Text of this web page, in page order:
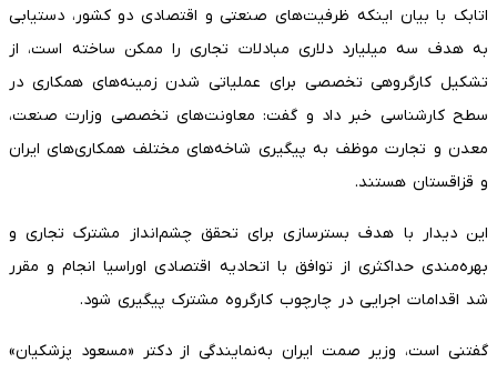
اتابک با بیان اینکه ظرفیت‌های صنعتی و اقتصادی دو کشور، دستیابی
به هدف سه میلیارد دلاری مبادلات تجاری را ممکن ساخته است، از
تشکیل کارگروهی تخصصی برای عملیاتی شدن زمینه‌های همکاری در
سطح کارشناسی خبر داد و گفت: معاونت‌های تخصصی وزارت صنعت،
معدن و تجارت موظف به پیگیری شاخه‌های مختلف همکاری‌های ایران
و قزاقستان هستند.
این دیدار با هدف بسترسازی برای تحقق چشم‌انداز مشترک تجاری و
بهره‌مندی حداکثری از توافق با اتحادیه اقتصادی اوراسیا انجام و مقرر
شد اقدامات اجرایی در چارچوب کارگروه مشترک پیگیری شود.
گفتنی است، وزیر صمت ایران به‌نمایندگی از دکتر «مسعود پزشکیان»